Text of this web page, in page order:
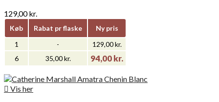
129,00 kr.
Køb Rabat pr flaske
Ny pris
1
-
129,00 kr.
6
35,00 kr. 94,00 kr.
 Vis her